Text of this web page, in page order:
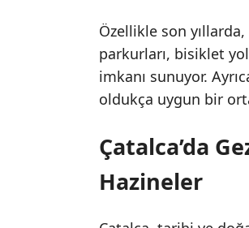
Özellikle son
parkurları, bisiklet
imkanı sunuyor.
oldukça uygun bir
Çatalca’da
Hazineler